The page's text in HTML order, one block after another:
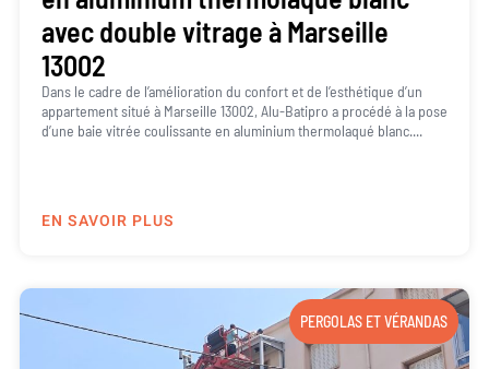
avec double vitrage à Marseille
13002
Dans le cadre de l’amélioration du confort et de l’esthétique d’un
appartement situé à Marseille 13002, Alu-Batipro a procédé à la pose
d’une baie vitrée coulissante en aluminium thermolaqué blanc....
EN SAVOIR PLUS
PERGOLAS ET VÉRANDAS